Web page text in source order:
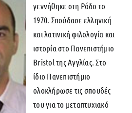
γεννήθηκε στη Ρόδο το
1970. Σπούδασε ελληνική
και λατινική φιλολογία και
ιστορία στο Πανεπιστήμιο
Bristol της Αγγλίας. Στο
ίδιο Πανεπιστήμιο
ολοκλήρωσε τις σπουδές
του για το μεταπτυχιακό